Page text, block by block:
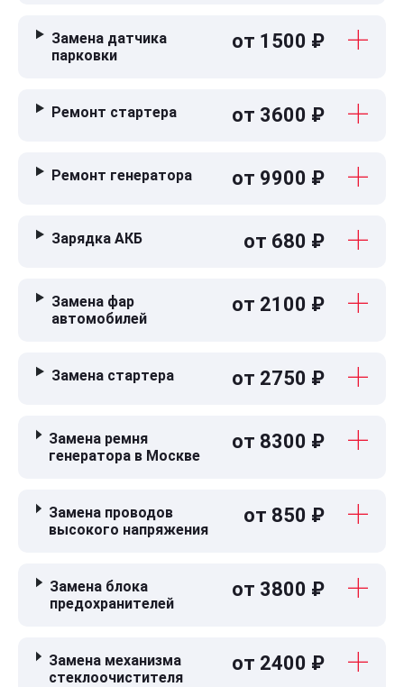
Замена датчика
парковки
от 1500 ₽
Ремонт стартера от 3600 ₽
Ремонт генератора от 9900 ₽
Зарядка АКБ от 680 ₽
Замена фар
автомобилей
от 2100 ₽
Замена стартера от 2750 ₽
Замена ремня
генератора в Москве
от 8300 ₽
Замена проводов
высокого напряжения
от 850 ₽
Замена блока
предохранителей
от 3800 ₽
Замена механизма
стеклоочистителя
от 2400 ₽